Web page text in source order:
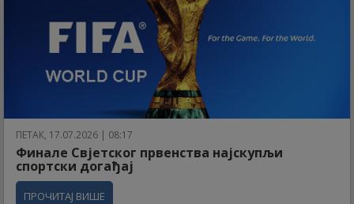
ПЕТАК, 17.07.2026 | 08:17
Финале Свјетског првенства најскупљи
спортски догађај
ПРОЧИТАЈ ВИШЕ